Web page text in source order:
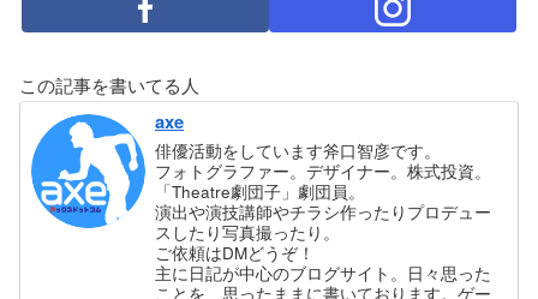
この記事を書いてる人
axe
俳優活動をしています斧口智彦です。
フォトグラファー。デザイナー。株式投資。
「Theatre劇団子」劇団員。
演出や演技講師やチラシ作ったりプロデュー
スしたり写真撮ったり。
ご依頼はDMどうぞ！
主に日記が中心のブログサイト。日々思った
ことを、思ったままに書いております。ゲー